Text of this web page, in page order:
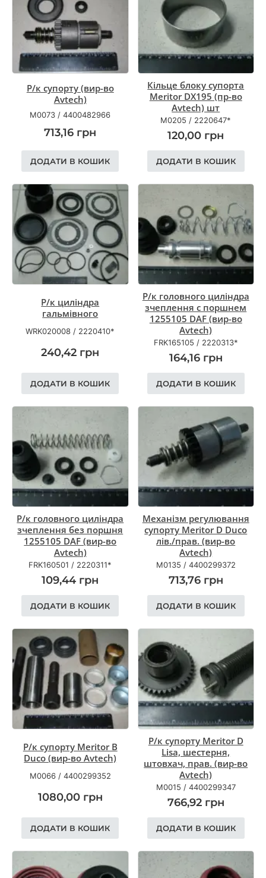
Р/к супорту (вир-во
Avtech)
M0073 /4400482966
713,16 грн
ДОДАТИ В КОШИК
Кільце блоку супорта
Meritor DX195 (пр-во
Avtech) шт
M0205 / 2220647*
120,00 грн
ДОДАТИ В КОШИК
Р/к циліндра
гальмівного
WRK020008 / 2220410*
240,42 грн
ДОДАТИ В КОШИК
Р/к головного циліндра
зчеплення с поршнем
1255105 DAF (вир-во
Avtech)
FRK165105 / 2220313*
164,16 грн
ДОДАТИ В КОШИК
Р/к головного циліндра
зчеплення без поршня
1255105 DAF (вир-во
Avtech)
FRK160501 / 2220311*
109,44 грн
ДОДАТИ В КОШИК
Механізм регулювання
супорту Meritor D Duco
лів./прав. (вир-во
Avtech)
M0135 / 4400299372
713,76 грн
ДОДАТИ В КОШИК
Р/к супорту Meritor B
Duco (вир-во Avtech)
M0066/ 4400299352
1080,00 грн
ДОДАТИ В КОШИК
Р/к супорту Meritor D
Lisa, шестерня,
штовхач, прав. (вир-во
Avtech)
M0015 / 4400299347
766,92 грн
ДОДАТИ В КОШИК